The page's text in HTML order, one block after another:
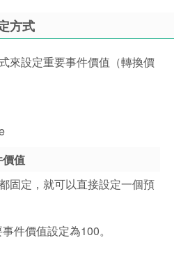
方式
來設定重要事件價值（轉換價
值
固定，就可以直接設定一個預
件價值設定為100。